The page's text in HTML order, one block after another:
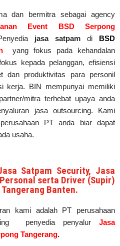
dan bermitra sebagai agency
Event BSD Serpong
jasa satpam di BSD
yang fokus pada kehandalan
kepada pelanggan, efisiensi
dan produktivitas para personil
kerja. BIN mempunyai memiliki
mitra terhebat upaya anda
jasa outsourcing. Kami
PT anda biar dapat
usaha.
Satpam Security, Jasa
serta Driver (Supir)
Banten.
kami adalah PT perusahaan
penyedia penyalur
Jasa
Tangerang.